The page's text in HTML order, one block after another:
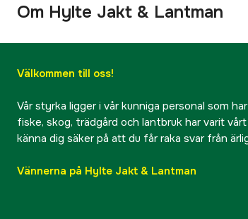
Om Hylte Jakt & Lantman
Välkommen till oss!
Vår styrka ligger i vår kunniga personal som
fiske, skog, trädgård och lantbruk har varit
känna dig säker på att du får raka svar från
Vännerna på Hylte Jakt & Lantman